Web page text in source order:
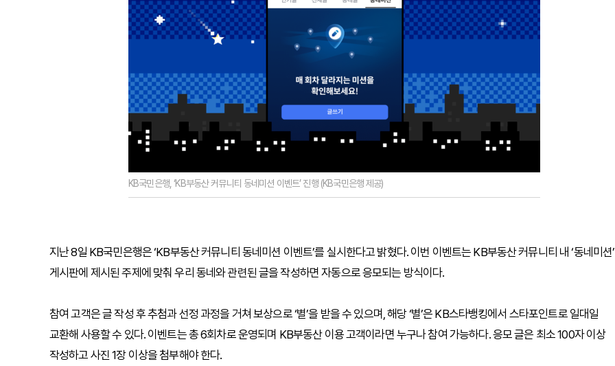
KB국민은행, ‘KB부동산 커뮤니티 동네미션 이벤트’ 진행 (KB국민은행 제공)
지난 8일 KB국민은행은 ‘KB부동산 커뮤니티 동네미션 이벤트’를 실시한다고 밝혔다. 이번 이벤트는 KB부동산 커뮤니티 내 ‘동네미션’
게시판에 제시된 주제에 맞춰 우리 동네와 관련된 글을 작성하면 자동으로 응모되는 방식이다.
참여 고객은 글 작성 후 추첨과 선정 과정을 거쳐 보상으로 ‘별’을 받을 수 있으며, 해당 ‘별’은 KB스타뱅킹에서 스타포인트로 일대일
교환해 사용할 수 있다. 이벤트는 총 6회차로 운영되며 KB부동산 이용 고객이라면 누구나 참여 가능하다. 응모 글은 최소 100자 이상
작성하고 사진 1장 이상을 첨부해야 한다.